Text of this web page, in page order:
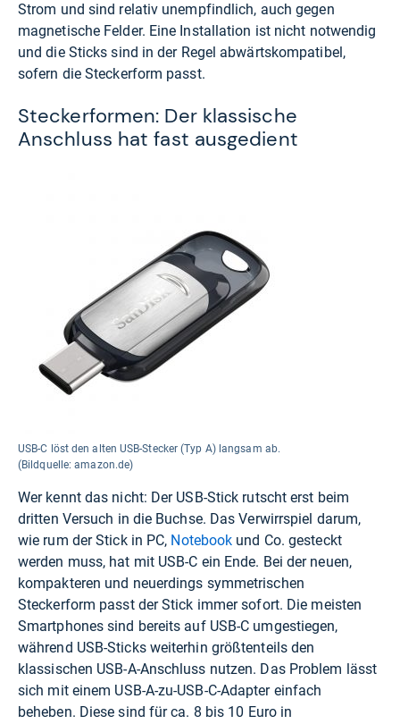
Strom und sind relativ unempfindlich, auch gegen
magnetische Felder. Eine Installation ist nicht notwendig
und die Sticks sind in der Regel abwärtskompatibel,
sofern die Steckerform passt.
Steckerformen: Der klassische
Anschluss hat fast ausgedient
USB-C löst den alten USB-Stecker (Typ A) langsam ab.
(Bildquelle: amazon.de)
Wer kennt das nicht: Der USB-Stick rutscht erst beim
dritten Versuch in die Buchse. Das Verwirrspiel darum,
wie rum der Stick in PC, Notebook und Co. gesteckt
werden muss, hat mit USB-C ein Ende. Bei der neuen,
kompakteren und neuerdings symmetrischen
Steckerform passt der Stick immer sofort. Die meisten
Smartphones sind bereits auf USB-C umgestiegen,
während USB-Sticks weiterhin größtenteils den
klassischen USB-A-Anschluss nutzen. Das Problem lässt
sich mit einem USB-A-zu-USB-C-Adapter einfach
beheben. Diese sind für ca. 8 bis 10 Euro in